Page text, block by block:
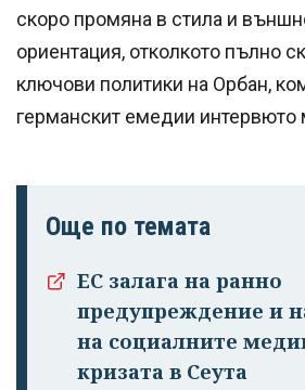
скоро промяна в стила и
ориентация, отколкото пълно
ключови политики на Орбан,
германскит емедии интервюто
Още по темата
ЕС залага на ранно
предупреждение и
на социалните
кризата в Сеута